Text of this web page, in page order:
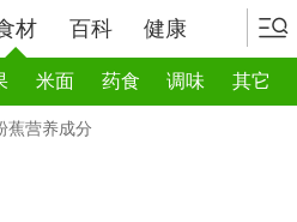
材 百科 健康
米面 药食 调味 其它
蕉营养成分